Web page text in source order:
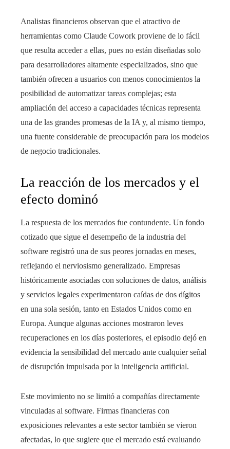
Analistas financieros observan que el atractivo de
herramientas como Claude Cowork proviene de lo fácil
que resulta acceder a ellas, pues no están diseñadas solo
para desarrolladores altamente especializados, sino que
también ofrecen a usuarios con menos conocimientos la
posibilidad de automatizar tareas complejas; esta
ampliación del acceso a capacidades técnicas representa
una de las grandes promesas de la IA y, al mismo tiempo,
una fuente considerable de preocupación para los modelos
de negocio tradicionales.
La reacción de los mercados y el
efecto dominó
La respuesta de los mercados fue contundente. Un fondo
cotizado que sigue el desempeño de la industria del
software registró una de sus peores jornadas en meses,
reflejando el nerviosismo generalizado. Empresas
históricamente asociadas con soluciones de datos, análisis
y servicios legales experimentaron caídas de dos dígitos
en una sola sesión, tanto en Estados Unidos como en
Europa. Aunque algunas acciones mostraron leves
recuperaciones en los días posteriores, el episodio dejó en
evidencia la sensibilidad del mercado ante cualquier señal
de disrupción impulsada por la inteligencia artificial.
Este movimiento no se limitó a compañías directamente
vinculadas al software. Firmas financieras con
exposiciones relevantes a este sector también se vieron
afectadas, lo que sugiere que el mercado está evaluando